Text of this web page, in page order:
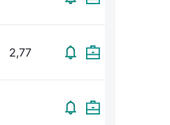
2,77